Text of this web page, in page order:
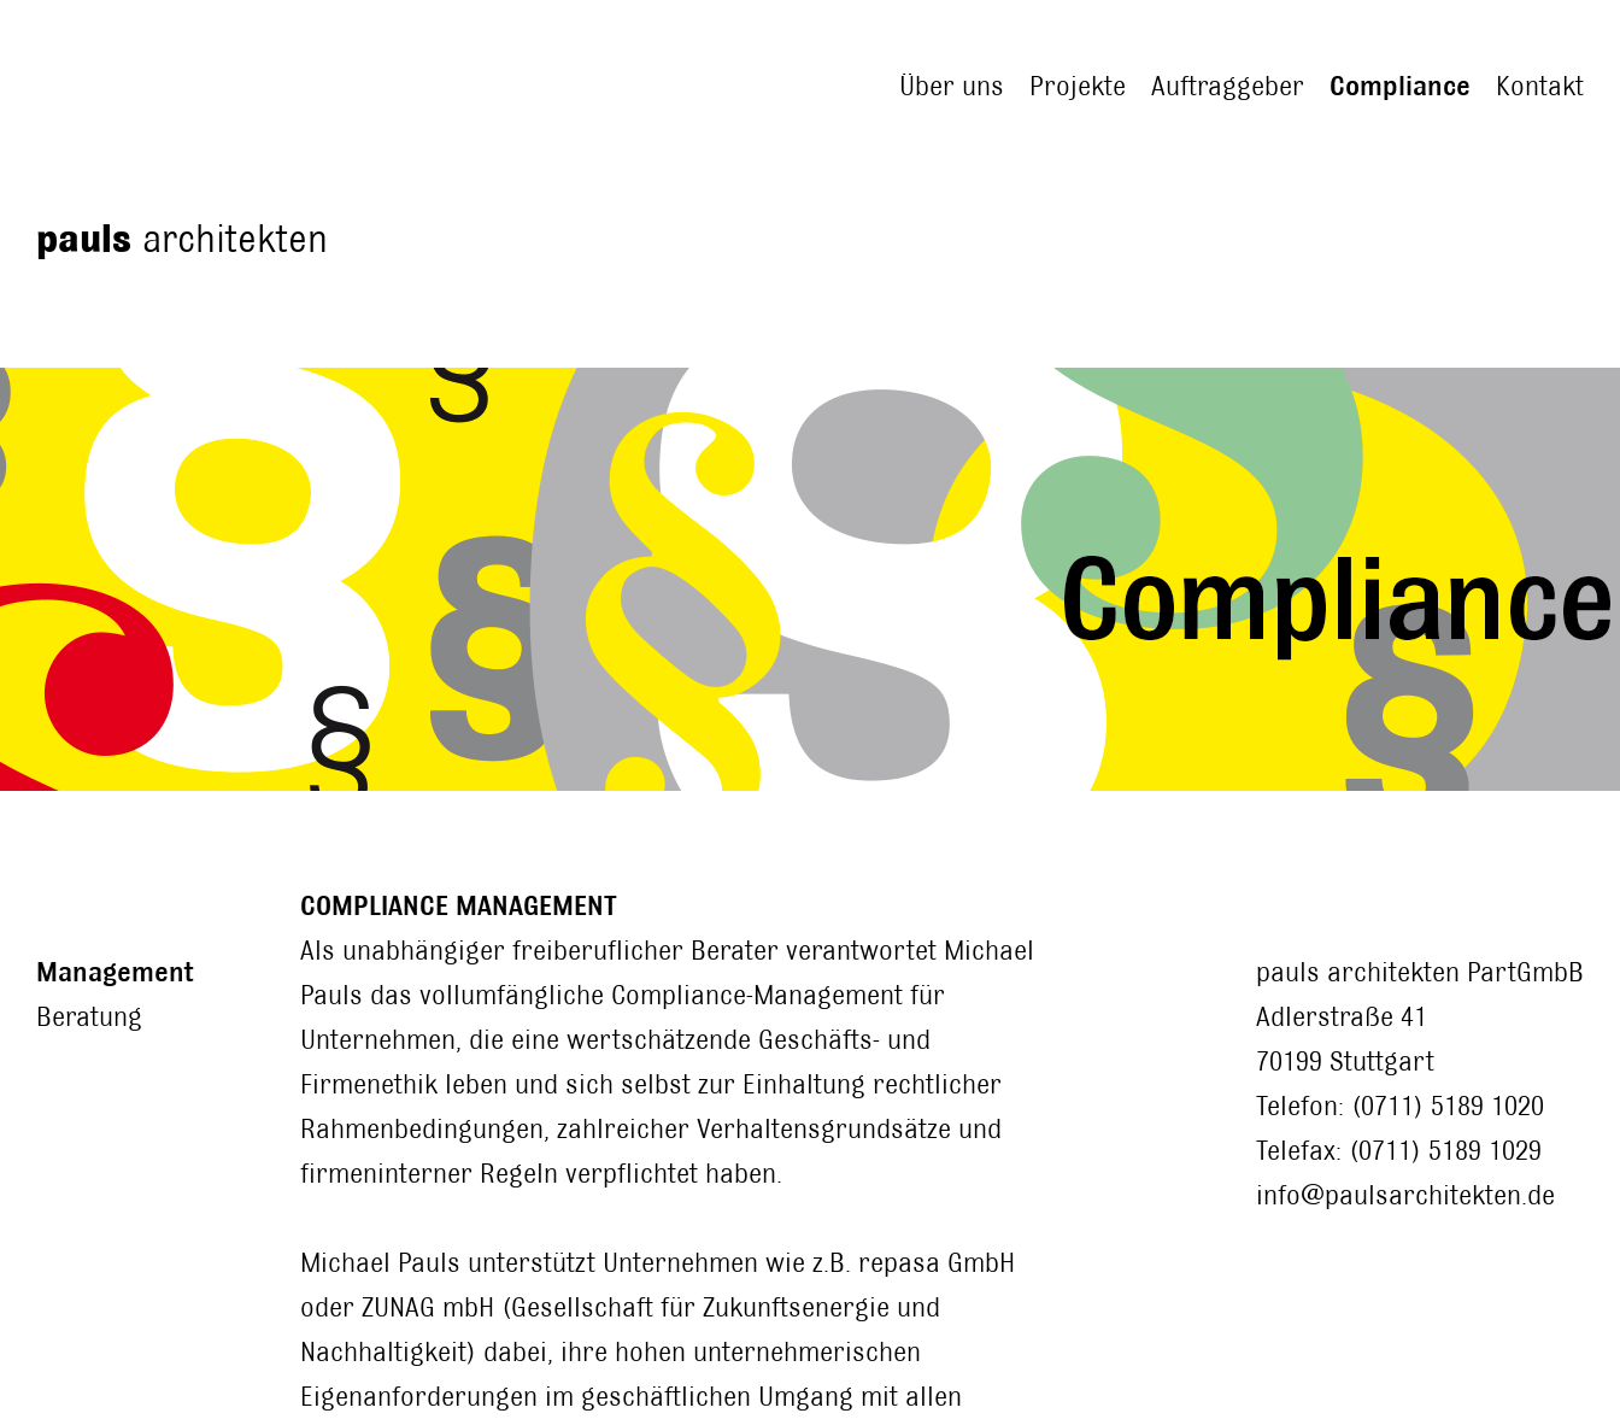
Über uns Projekte Auftraggeber Compliance Kontakt
pauls architekten
Management
Beratung
COMPLIANCE MANAGEMENT
Als unabhängiger freiberuflicher Berater verantwortet Michael
Pauls das vollumfängliche Compliance-Management für
Unternehmen, die eine wertschätzende Geschäfts- und
Firmenethik leben und sich selbst zur Einhaltung rechtlicher
Rahmenbedingungen, zahlreicher Verhaltensgrundsätze und
firmeninterner Regeln verpflichtet haben.
Michael Pauls unterstützt Unternehmen wie z.B. repasa GmbH
oder ZUNAG mbH (Gesellschaft für Zukunftsenergie und
Nachhaltigkeit) dabei, ihre hohen unternehmerischen
Eigenanforderungen im geschäftlichen Umgang mit allen
pauls architekten PartGmbB
Adlerstraße 41
70199 Stuttgart
Telefon: (0711) 5189 1020
Telefax: (0711) 5189 1029
info@paulsarchitekten.de